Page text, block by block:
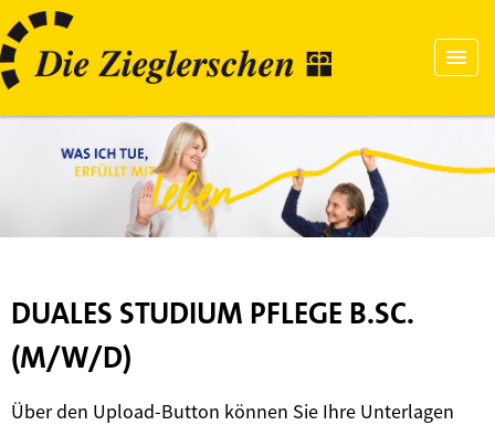
DUALES STUDIUM PFLEGE B.SC.
(M/W/D)
Über den Upload-Button können Sie Ihre Unterlagen